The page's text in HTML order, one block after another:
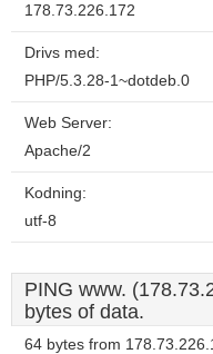
178.73.226.172
Drivs med:
PHP/5.3.28-1~dotdeb.0
Web Server:
Apache/2
Kodning:
utf-8
PING www.
bytes of data.
64 bytes from